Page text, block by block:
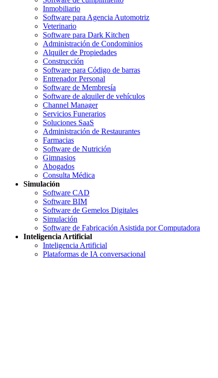
Inmobiliario
Software para Agencia Automotriz
Veterinario
Software para Dark Kitchen
Administración de Condominios
Alquiler de Propiedades
Construcción
Software para Código de barras
Entrenador Personal
Software de Membresía
Software de alquiler de vehículos
Channel Manager
Servicios Funerarios
Soluciones SaaS
Administración de Restaurantes
Farmacias
Software de Nutrición
Gimnasios
Abogados
Consulta Médica
Simulación
Software CAD
Software BIM
Software de Gemelos Digitales
Simulación
Software de Fabricación Asistida por Computadora
Inteligencia Artificial
Inteligencia Artificial
Plataformas de IA conversacional